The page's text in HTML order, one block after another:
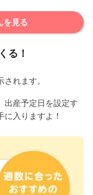
を見る
る！
れます。
出産予定日を設定す
入りますよ！